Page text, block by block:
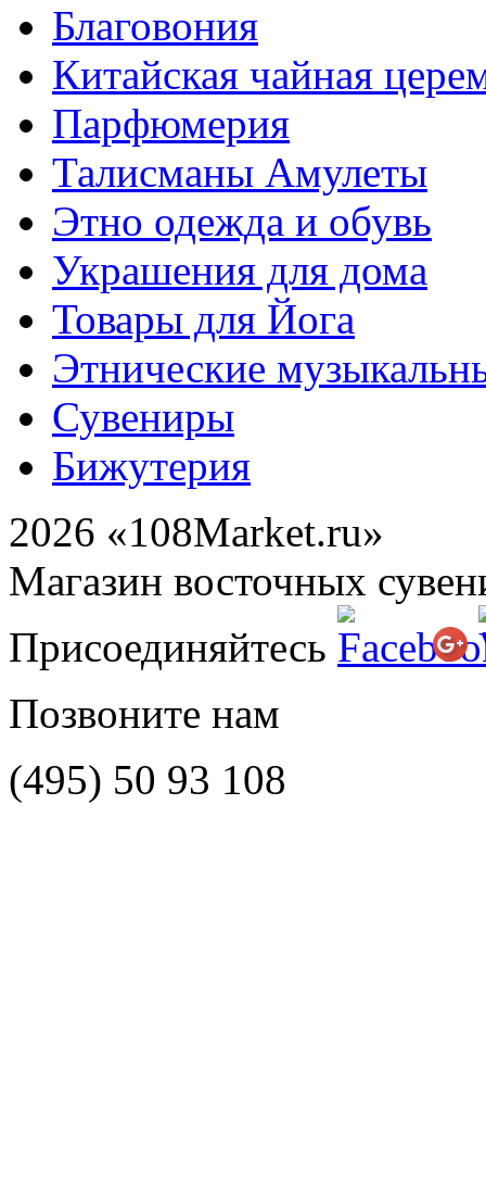
Благовония
Китайская чайная
Парфюмерия
Талисманы Амулеты
Этно одежда и обувь
Украшения для дома
Товары для Йога
Этнические
Сувениры
Бижутерия
2026 «108Market.ru»
Магазин восточных
Присоединяйтесь
Позвоните нам
(495) 50 93 108